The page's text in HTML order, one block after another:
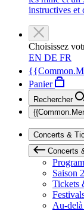
instructives et
Choisissez
EN DE FR
Panier
Rechercher
Concerts &
Concerts
Saison
Tickets
Au-delà